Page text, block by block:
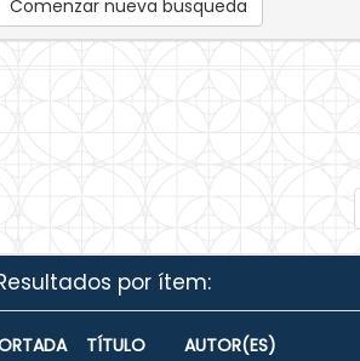
Comenzar nueva busqueda
por ítem:
TÍTULO AUTOR(ES)